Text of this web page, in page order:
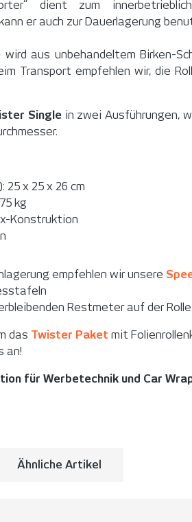
dient zum
er auch zur Dauerlagerung
wird aus unbehandeltem Birken-
Transport empfehlen wir, die
Singlein zwei Ausführungen,
25 x 25 x 26 cm
kg
Konstruktion
empfehlen wir unsere
Restmeter auf der Rolle.
das Twister Paket mit
an!
für Werbetechnik und Car
Ähnliche Artikel